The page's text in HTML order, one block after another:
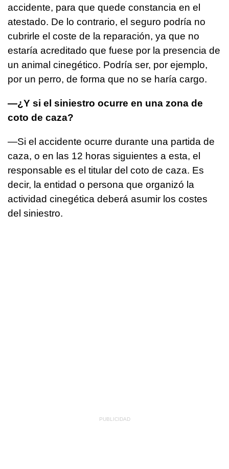
accidente, para que quede constancia en el
atestado. De lo contrario, el seguro podría no
cubrirle el coste de la reparación, ya que no
estaría acreditado que fuese por la presencia de
un animal cinegético. Podría ser, por ejemplo,
por un perro, de forma que no se haría cargo.
—¿Y si el siniestro ocurre en una zona de
coto de caza?
—Si el accidente ocurre durante una partida de
caza, o en las 12 horas siguientes a esta, el
responsable es el titular del coto de caza. Es
decir, la entidad o persona que organizó la
actividad cinegética deberá asumir los costes
del siniestro.